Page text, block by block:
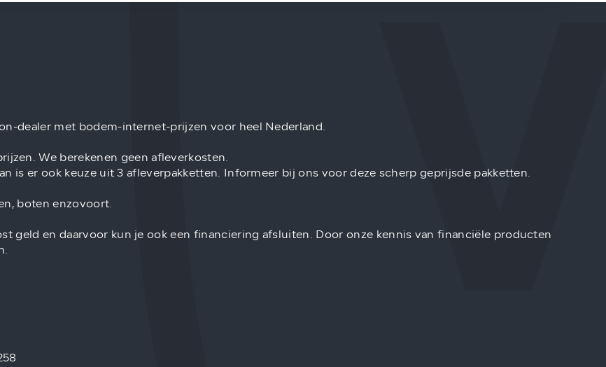
dealer met bodem-internet-prijzen voor heel Nederland.
We berekenen geen afleverkosten.
is er ook keuze uit 3 afleverpakketten. Informeer bij ons voor deze scherp geprijsde pakketten.
boten enzovoort.
geld en daarvoor kun je ook een financiering afsluiten. Door onze kennis van financiële producten